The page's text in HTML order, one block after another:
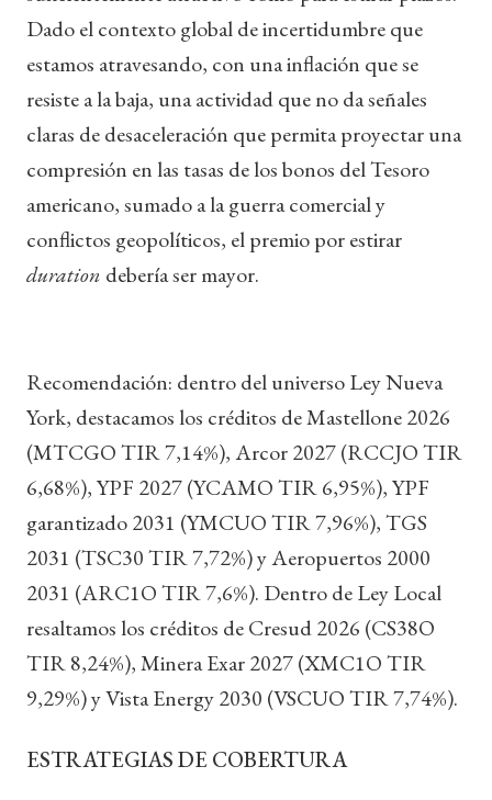
Dado el contexto global de incertidumbre que
estamos atravesando, con una inflación que se
resiste a la baja, una actividad que no da señales
claras de desaceleración que permita proyectar una
compresión en las tasas de los bonos del Tesoro
americano, sumado a la guerra comercial y
conflictos geopolíticos, el premio por estirar
duration debería ser mayor.
Recomendación: dentro del universo Ley Nueva
York, destacamos los créditos de Mastellone 2026
(MTCGO TIR 7,14%), Arcor 2027 (RCCJO TIR
6,68%), YPF 2027 (YCAMO TIR 6,95%), YPF
garantizado 2031 (YMCUO TIR 7,96%), TGS
2031 (TSC30 TIR 7,72%) y Aeropuertos 2000
2031 (ARC1O TIR 7,6%). Dentro de Ley Local
resaltamos los créditos de Cresud 2026 (CS38O
TIR 8,24%), Minera Exar 2027 (XMC1O TIR
9,29%) y Vista Energy 2030 (VSCUO TIR 7,74%).
ESTRATEGIAS DE COBERTURA